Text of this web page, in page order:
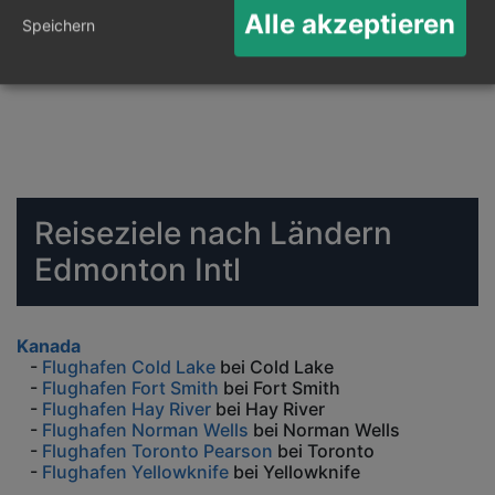
Reiseziele nach Ländern
Edmonton Intl
Kanada
- Flughafen Cold Lake bei Cold Lake
- Flughafen Fort Smith bei Fort Smith
- Flughafen Hay River bei Hay River
- Flughafen Norman Wells bei Norman Wells
- Flughafen Toronto Pearson bei Toronto
- Flughafen Yellowknife bei Yellowknife
Speichern Alle akzeptieren